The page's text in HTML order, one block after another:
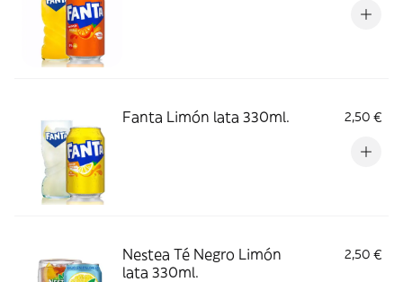
Fanta Limón lata 330ml. 2,50 €
Nestea Té Negro Limón
lata 330ml.
2,50 €